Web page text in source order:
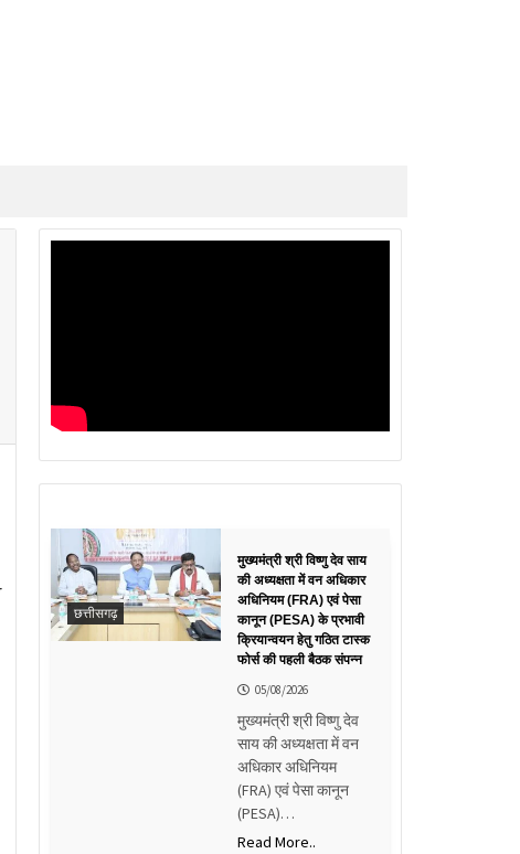
छत्तीसगढ़
मुख्यमंत्री श्री विष्णु देव साय
की अध्यक्षता में वन अधिकार
अधिनियम (FRA) एवं पेसा
कानून (PESA) के प्रभावी
क्रियान्वयन हेतु गठित टास्क
फोर्स की पहली बैठक संपन्न
05/08/2026
मुख्यमंत्री श्री विष्णु देव
साय की अध्यक्षता में वन
अधिकार अधिनियम
(FRA) एवं पेसा कानून
(PESA)…
Read More..